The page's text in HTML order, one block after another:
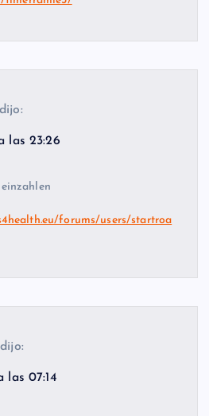
dijo:
las 23:26
forums/users/startroa
dijo:
las 07:14